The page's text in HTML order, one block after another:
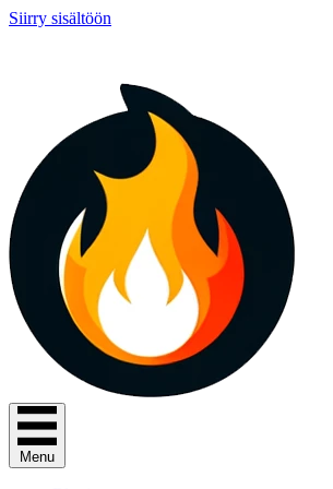
Siirry sisältöön
Menu